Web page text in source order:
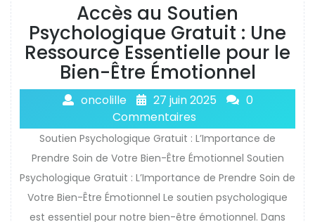
Accès au Soutien
Psychologique Gratuit : Une
Ressource Essentielle pour le
Bien-Être Émotionnel
oncolille 27 juin 2025
0
Commentaires
Soutien Psychologique Gratuit : L’Importance de
Prendre Soin de Votre Bien-Être Émotionnel Soutien
Psychologique Gratuit : L’Importance de Prendre Soin de
Votre Bien-Être Émotionnel Le soutien psychologique
est essentiel pour notre bien-être émotionnel. Dans